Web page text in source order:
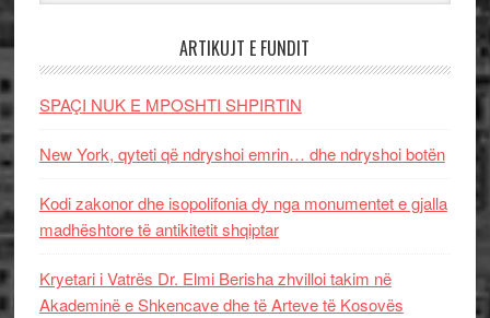
ARTIKUJT E FUNDIT
SPAÇI NUK E MPOSHTI SHPIRTIN
New York, qyteti që ndryshoi emrin… dhe ndryshoi botën
Kodi zakonor dhe isopolifonia dy nga monumentet e gjalla
madhështore të antikitetit shqiptar
Kryetari i Vatrës Dr. Elmi Berisha zhvilloi takim në
Akademinë e Shkencave dhe të Arteve të Kosovës